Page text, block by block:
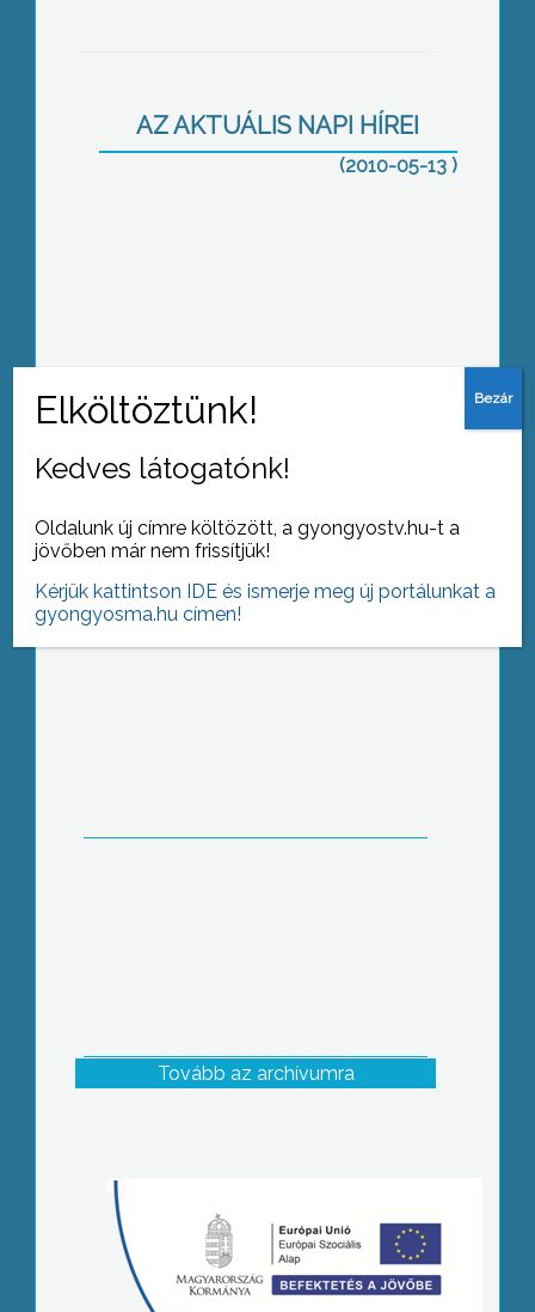
AZ AKTUÁLIS NAPI HÍREI
(2010-05-13 )
Több mint 270-en vannak, közülük 150
Tovább az archívumra
Kedves látogatónk!
Oldalunk új címre költözött, a gyongyostv.hu-t a
jövőben már nem frissítjük!
Kérjük kattintson IDE és ismerje meg új portálunkat a
gyongyosma.hu címen!